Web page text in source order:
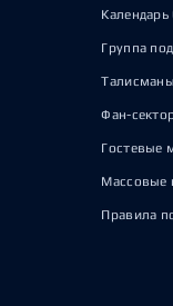
Группа
Талисманы
Фан-
Гостевые
Массовые
Правила